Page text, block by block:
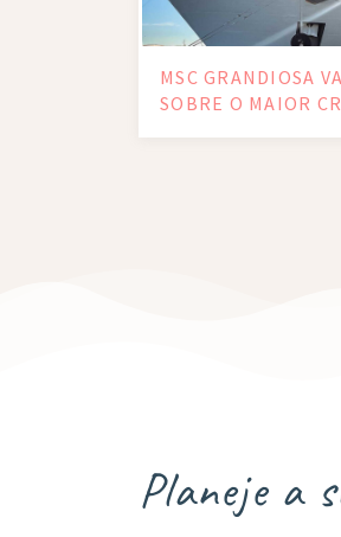
MSC GRANDIOSA
SOBRE O MAIOR
Planeje a